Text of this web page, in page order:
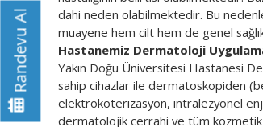
dahi neden olabilmektedir. Bu nedenle
muayene hem cilt hem de genel
Hastanemiz Dermatoloji
Yakın Doğu Üniversitesi Hastanesi
sahip cihazlar ile dermatoskopiden
elektrokoterizasyon, intralezyonel
dermatolojik cerrahi ve tüm
Randevu Al